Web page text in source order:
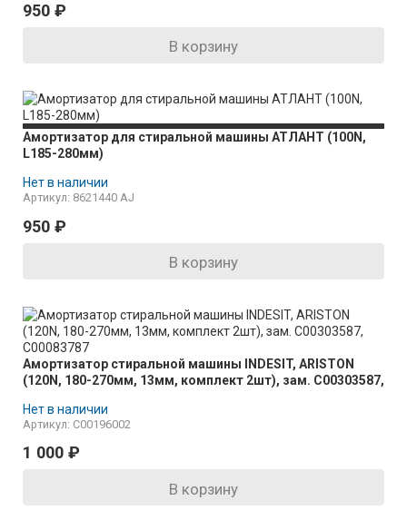
950 ₽
В корзину
Амортизатор для стиральной машины АТЛАНТ (100N,
L185-280мм)
Нет в наличии
Артикул: 8621440 AJ
950 ₽
В корзину
Амортизатор стиральной машины INDESIT, ARISTON
(120N, 180-270мм, 13мм, комплект 2шт), зам. C00303587,
Нет в наличии
Артикул: C00196002
1 000 ₽
В корзину